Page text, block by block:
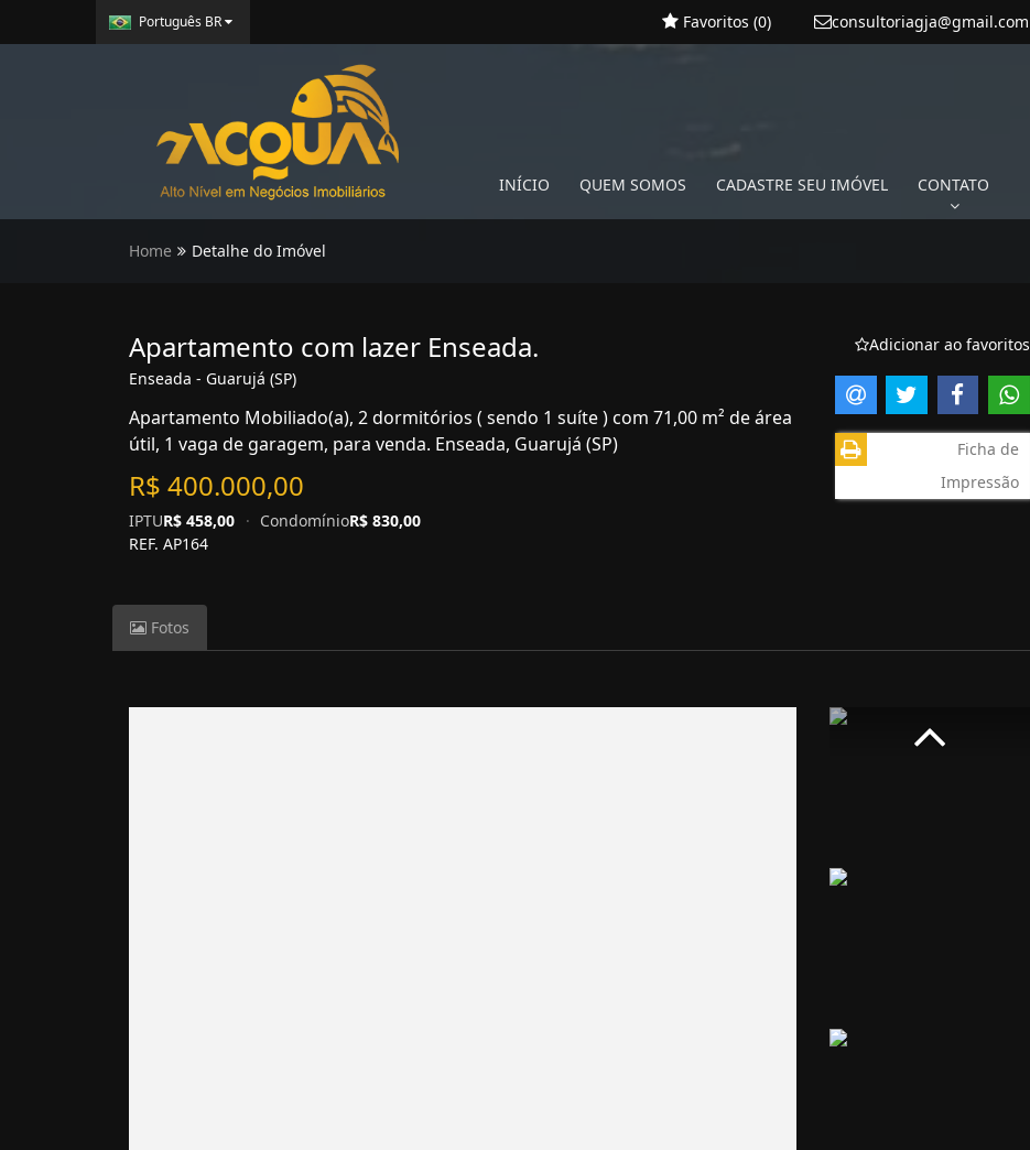
Português BR consultoriagja@gmail.com
Favoritos (0)
INÍCIO QUEM SOMOS CADASTRE SEU IMÓVEL CONTATO
Home Detalhe do Imóvel
Apartamento com lazer Enseada.
Enseada - Guarujá (SP)
Apartamento Mobiliado(a), 2 dormitórios ( sendo 1 suíte ) com 71,00 m² de área
útil, 1 vaga de garagem, para venda. Enseada, Guarujá (SP)
R$ 400.000,00
IPTUR$ 458,00 · CondomínioR$ 830,00
REF. AP164
Adicionar ao favoritos
Ficha de
Impressão
Fotos